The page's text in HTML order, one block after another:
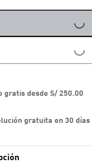
gratis desde S/ 250.00
gratuita en 30 días